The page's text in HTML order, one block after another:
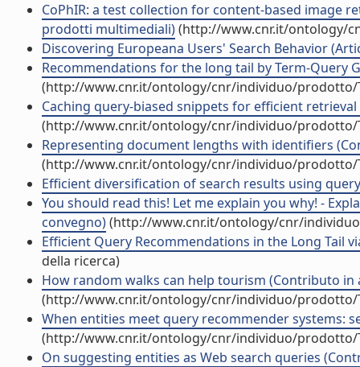
CoPhIR: a test collection for content-based image
prodotti multimediali)(http://www.cnr.it/ontology/
Discovering Europeana Users' Search Behavior
Recommendations for the long tail by Term-Query
(http://www.cnr.it/ontology/cnr/individuo/prodotto/
Caching query-biased snippets for efficient
(http://www.cnr.it/ontology/cnr/individuo/prodotto/
Representing document lengths with identifiers
(http://www.cnr.it/ontology/cnr/individuo/prodotto/
Efficient diversification of search results using
You should read this! Let me explain you why! -
convegno)(http://www.cnr.it/ontology/cnr/
Efficient Query Recommendations in the Long Tail
della ricerca)
How random walks can help tourism (Contributo in
(http://www.cnr.it/ontology/cnr/individuo/prodotto/
When entities meet query recommender systems:
(http://www.cnr.it/ontology/cnr/individuo/prodotto/
On suggesting entities as Web search queries